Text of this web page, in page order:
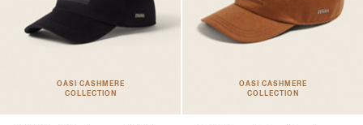
OASI CASHMERE
COLLECTION
OASI CASHMERE
COLLECTION